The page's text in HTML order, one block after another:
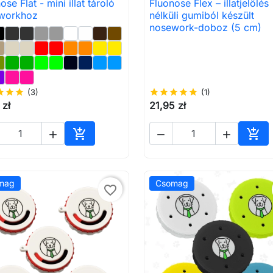
 Előnézet
Flat - mini illat tároló
starstar (3)
 
Kosárba
 Előnézet
Fluonose Flex – illatjelölés
nélküli gumiból készült
nosework-doboz (5 cm)
starstarstarstarstar (1)
21,95 zł
  
favorite_border Csomag